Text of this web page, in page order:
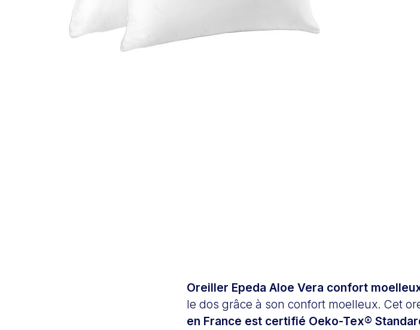
Oreiller Epeda Aloe Vera confort
le dos grâce à son confort moelleux. Cet
en France est certifié Oeko-Tex®